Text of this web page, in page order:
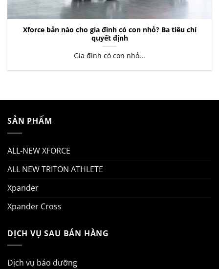
Xforce bản nào cho gia đình có con nhỏ? Ba tiêu chí
quyết định
Gia đình có con nhỏ...
SẢN PHẨM
ALL-NEW XFORCE
ALL NEW TRITON ATHLETE
Xpander
Xpander Cross
DỊCH VỤ SAU BÁN HÀNG
Dịch vụ bảo dưỡng